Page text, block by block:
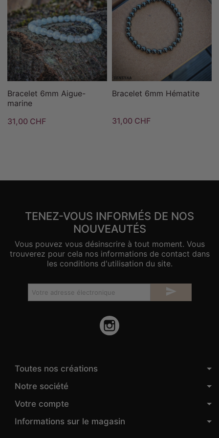
Bracelet 6mm Aigue-
marine
31,00 CHF
Bracelet 6mm Hématite
31,00 CHF
TENEZ-VOUS INFORMÉS DE NOS
NOUVEAUTÉS
Vous pouvez vous désinscrire à tout moment. Vous
trouverez pour cela nos informations de contact dans
les conditions d'utilisation du site.

Toutes nos créations
Notre société
Votre compte
Informations sur le magasin